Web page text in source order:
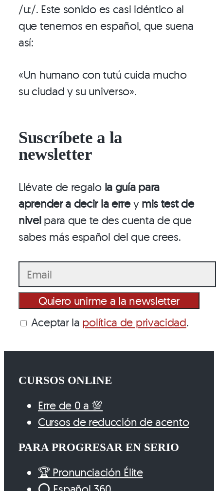
/u:/. Este sonido es casi idéntico al
que tenemos en español, que suena
así:
«Un humano con tutú cuida mucho
su ciudad y su universo».
Suscríbete a la
newsletter
Llévate de regalo la guía para
aprender a decir la errey mis test de
nivelpara que te des cuenta de que
sabes más español del que crees.
Aceptar la política de privacidad.
CURSOS ONLINE
Erre de 0 a 💯
Cursos de reducción de acento
PARA PROGRESAR EN SERIO
🏆 Pronunciación Élite